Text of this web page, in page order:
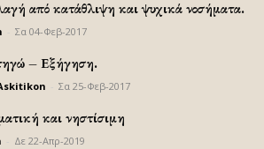
από κατάθλιψη και ψυχικά νοσήματα.
Σα 04-Φεβ-2017
– Εξήγηση.
Σα 25-Φεβ-2017
και νηστίσιμη
Δε 22-Απρ-2019